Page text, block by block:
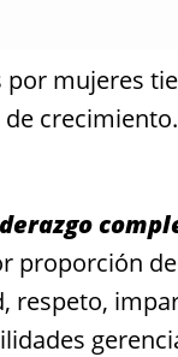
mujeres
crecimiento.
proporción
respeto,